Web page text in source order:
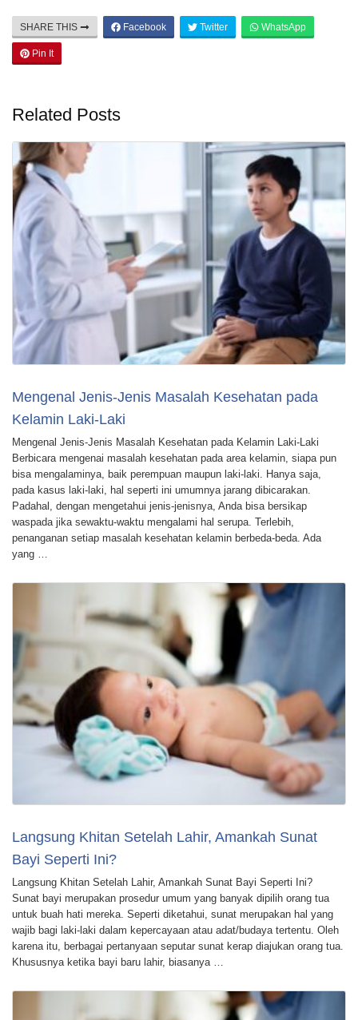
SHARE THIS Facebook Twitter WhatsApp
Pin It
Related Posts
Mengenal Jenis-Jenis Masalah Kesehatan pada
Kelamin Laki-Laki
Mengenal Jenis-Jenis Masalah Kesehatan pada Kelamin Laki-Laki
Berbicara mengenai masalah kesehatan pada area kelamin, siapa pun
bisa mengalaminya, baik perempuan maupun laki-laki. Hanya saja,
pada kasus laki-laki, hal seperti ini umumnya jarang dibicarakan.
Padahal, dengan mengetahui jenis-jenisnya, Anda bisa bersikap
waspada jika sewaktu-waktu mengalami hal serupa. Terlebih,
penanganan setiap masalah kesehatan kelamin berbeda-beda. Ada
yang …
Langsung Khitan Setelah Lahir, Amankah Sunat
Bayi Seperti Ini?
Langsung Khitan Setelah Lahir, Amankah Sunat Bayi Seperti Ini?
Sunat bayi merupakan prosedur umum yang banyak dipilih orang tua
untuk buah hati mereka. Seperti diketahui, sunat merupakan hal yang
wajib bagi laki-laki dalam kepercayaan atau adat/budaya tertentu. Oleh
karena itu, berbagai pertanyaan seputar sunat kerap diajukan orang tua.
Khususnya ketika bayi baru lahir, biasanya …